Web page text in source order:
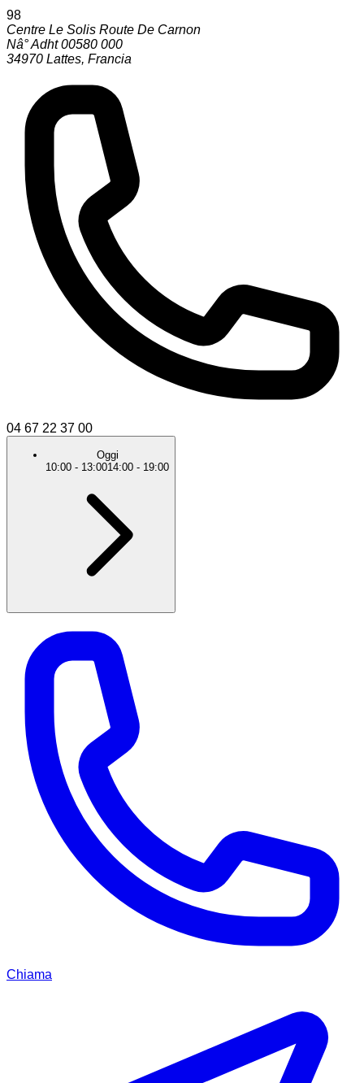
98
Centre Le Solis Route De Carnon
Nâ° Adht 00580 000
34970 Lattes, Francia
04 67 22 37 00
Oggi
10:00 - 13:0014:00 - 19:00
Chiama